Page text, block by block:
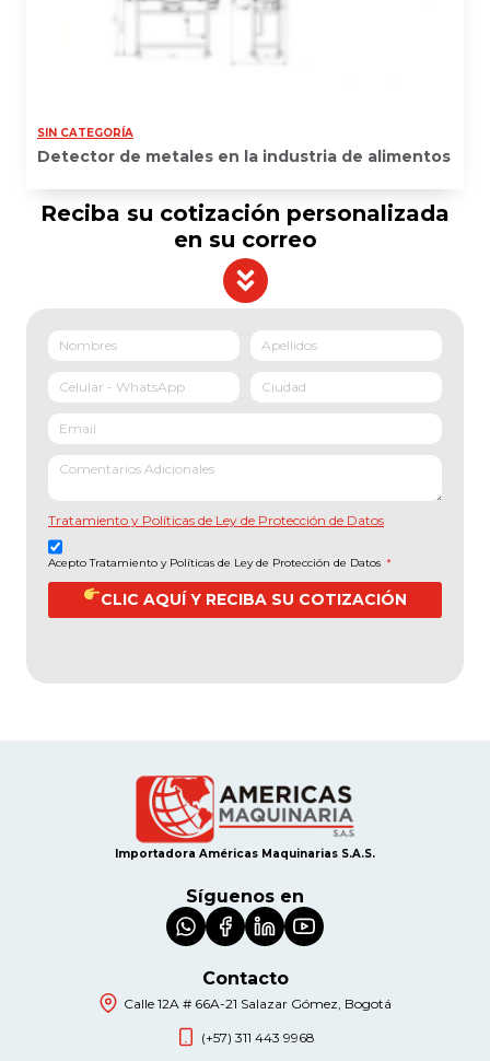
SIN CATEGORÍA
Detector de metales en la industria de alimentos
Reciba su cotización personalizada
en su correo
Tratamiento y Políticas de Ley de Protección de Datos
Acepto Tratamiento y Políticas de Ley de Protección de Datos *
CLIC AQUÍ Y RECIBA SU COTIZACIÓN
Importadora Américas Maquinarias S.A.S.
Síguenos en
Contacto
Calle 12A # 66A-21 Salazar Gómez, Bogotá
(+57) 311 443 9968